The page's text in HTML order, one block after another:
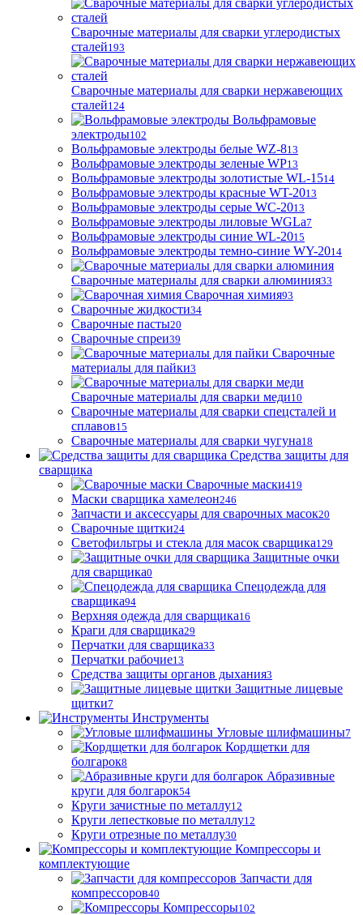
Сварочные материалы для сварки углеродистых
сталей193
Сварочные материалы для сварки нержавеющих
сталей124
Вольфрамовые
электроды102
Вольфрамовые электроды белые WZ-813
Вольфрамовые электроды зеленые WP13
Вольфрамовые электроды золотистые WL-1514
Вольфрамовые электроды красные WT-2013
Вольфрамовые электроды серые WC-2013
Вольфрамовые электроды лиловые WGLa7
Вольфрамовые электроды синие WL-2015
Вольфрамовые электроды темно-синие WY-2014
Сварочные материалы для сварки алюминия33
Сварочная химия93
Сварочные жидкости34
Сварочные пасты20
Сварочные спреи39
Сварочные
материалы для пайки3
Сварочные материалы для сварки меди10
Сварочные материалы для сварки спецсталей и
сплавов15
Сварочные материалы для сварки чугуна18
Средства защиты для
сварщика
Сварочные маски419
Маски сварщика хамелеон246
Запчасти и аксессуары для сварочных масок20
Сварочные щитки24
Светофильтры и стекла для масок сварщика129
Защитные очки
для сварщика0
Спецодежда для
сварщика94
Верхняя одежда для сварщика16
Краги для сварщика29
Перчатки для сварщика33
Перчатки рабочие13
Средства защиты органов дыхания3
Защитные лицевые
щитки7
Инструменты
Угловые шлифмашины7
Кордщетки для
болгарок8
Абразивные
круги для болгарок54
Круги зачистные по металлу12
Круги лепестковые по металлу12
Круги отрезные по металлу30
Компрессоры и
комплектующие
Запчасти для
компрессоров40
Компрессоры102